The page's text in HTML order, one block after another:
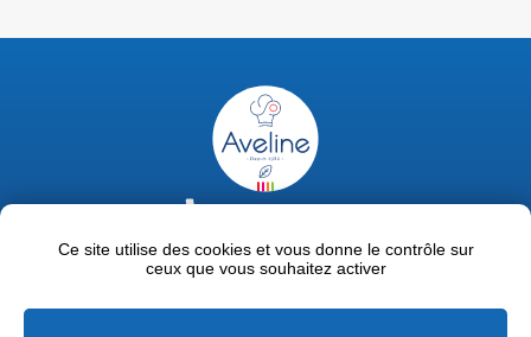
02 47 63 18 92
contact@avelinepro.fr
Ce site utilise des cookies et vous donne le contrôle sur
ceux que vous souhaitez activer